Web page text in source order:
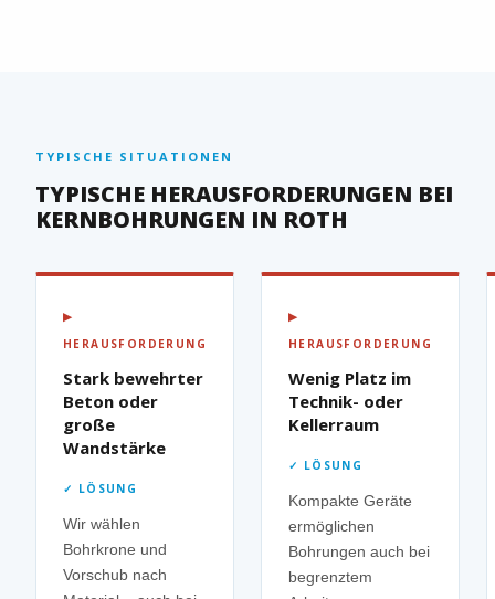
TYPISCHE SITUATIONEN
TYPISCHE HERAUSFORDERUNGEN BEI
KERNBOHRUNGEN IN ROTH
▶
HERAUSFORDERUNG
Stark bewehrter
Beton oder
große
Wandstärke
✓ LÖSUNG
Wir wählen
Bohrkrone und
Vorschub nach
▶
HERAUSFORDERUNG
Wenig Platz im
Technik- oder
Kellerraum
✓ LÖSUNG
Kompakte Geräte
ermöglichen
Bohrungen auch bei
begrenztem